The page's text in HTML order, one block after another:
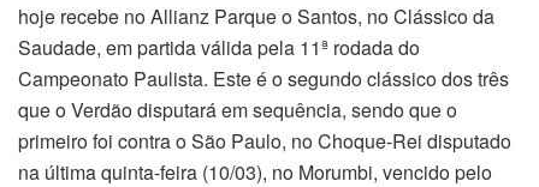
hoje recebe no Allianz Parque o Santos, no Clássico da
Saudade, em partida válida pela 11ª rodada do
Campeonato Paulista. Este é o segundo clássico dos três
que o Verdão disputará em sequência, sendo que o
primeiro foi contra o São Paulo, no Choque-Rei disputado
na última quinta-feira (10/03), no Morumbi, vencido pelo